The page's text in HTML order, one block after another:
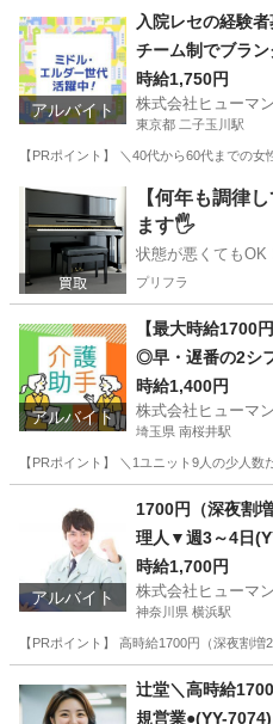
新白岡駅 介護
アルバイト
入院レセの経験
チーム制でブラ
も相談可(ES1W-
時給1,750円
株式会社ヒューマ
東京都 二子玉川駅
【PRポイント】 ＼40代から60代までの
東京 世田谷区 二子玉川駅
【何年も調律
ます🖐️
状態が悪くてもOK
プリフラ
アルバイト
【最大時給1700
◎早・遅番の2シ
S1W-3334_1)
時給1,400円
株式会社ヒューマ
埼玉県 南桜井駅
【PRポイント】 ＼1ユニット9人の少人
南桜井駅 介護
アルバイト
1700円（深夜割
理人▼週3～4日
時給1,700円
株式会社ヒューマ
神奈川県 横浜駅
【PRポイント】 高時給1700円（深夜
横浜駅
辻堂＼高時給
規営業●(YY-7074)